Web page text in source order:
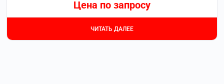
Цена по запросу
ЧИТАТЬ ДАЛЕЕ